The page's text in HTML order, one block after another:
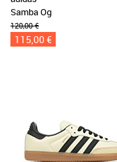
Samba Og
120,00 €
115,00 €